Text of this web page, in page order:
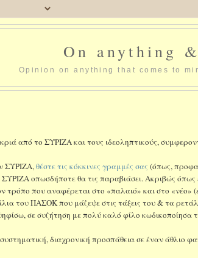
On anything
Opinion on anything that comes to
από το ΣΥΡΙΖΑ και τους ιδεοληπτικούς,
ΣΥΡΙΖΑ,θέστε τις κόκκινες γραμμές σας (όπως,
ΣΥΡΙΖΑ οπωσδήποτε θα τις παραβιάσει. Ακριβώς
τρόπο που αναφέρεται στο «παλαιό» και στο
του ΠΑΣΟΚ που μάζεψε στις τάξεις του & τα
σε συζήτηση με πολύ καλό φίλο
διαχρονική προσπάθεια σε έναν άθλιο